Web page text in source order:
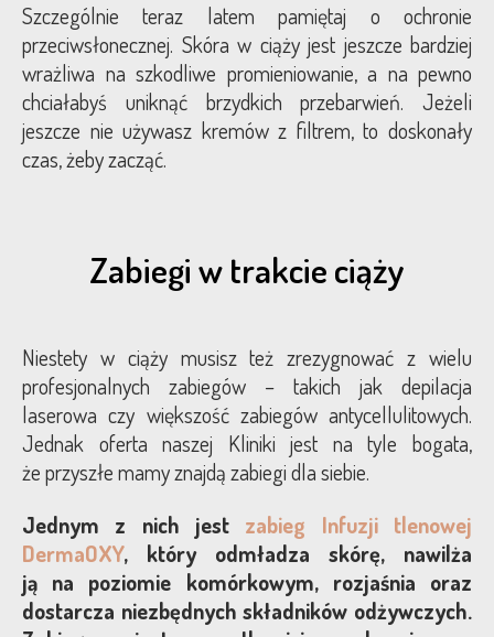
Szczególnie teraz latem pamiętaj o ochronie
przeciwsłonecznej. Skóra w ciąży jest jeszcze bardziej
wrażliwa na szkodliwe promieniowanie, a na pewno
chciałabyś uniknąć brzydkich przebarwień. Jeżeli
jeszcze nie używasz kremów z filtrem, to doskonały
czas, żeby zacząć.
Zabiegi w trakcie ciąży
Niestety w ciąży musisz też zrezygnować z wielu
profesjonalnych zabiegów – takich jak depilacja
laserowa czy większość zabiegów antycellulitowych.
Jednak oferta naszej Kliniki jest na tyle bogata,
że przyszłe mamy znajdą zabiegi dla siebie.
Jednym z nich jest zabieg Infuzji tlenowej
DermaOXY, który odmładza skórę, nawilża
ją na poziomie komórkowym, rozjaśnia oraz
dostarcza niezbędnych składników odżywczych.